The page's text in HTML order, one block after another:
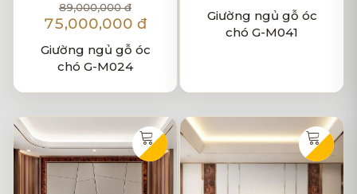
89,000,000 đ
75,000,000 đ
Giường ngủ gỗ óc
chó G-M024
Giường ngủ gỗ óc
chó G-M041